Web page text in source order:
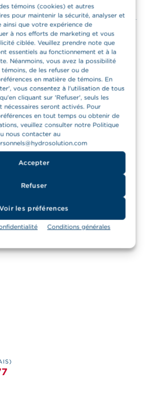
témoins (cookies) et autres
pour maintenir la sécurité, analyser et
ainsi que votre expérience de
à nos efforts de marketing et vous
ciblée. Veuillez prendre note que
essentiels au fonctionnement et à la
Néanmoins, vous avez la possibilité
de les refuser ou de
en matière de témoins. En
vous consentez à l'utilisation de tous
cliquant sur 'Refuser', seuls les
nécessaires seront activés. Pour
en tout temps ou obtenir de
veuillez consulter notre Politique
nous contacter au
Accepter
Refuser
les préférences
Conditions générales